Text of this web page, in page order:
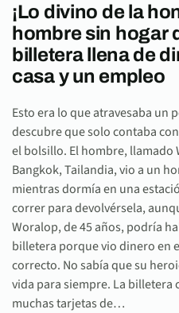
¡Lo divino de la
hombre sin hogar
billetera llena de
casa y un empleo
Esto era lo que atravesaba un
descubre que solo contaba
el bolsillo. El hombre, llamado
Bangkok, Tailandia, vio a un
mientras dormía en una
correr para devolvérsela,
Woralop, de 45 años, podría
billetera porque vio dinero en
correcto. No sabía que su
vida para siempre. La billetera
muchas tarjetas de…